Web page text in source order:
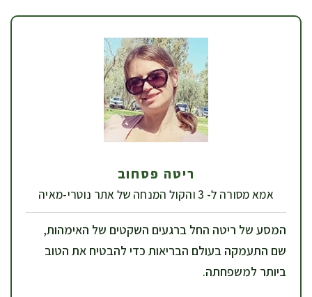
ריטה פסחוב
אמא מסורה ל- 3 והקול המנחה של אתר נוטרי-מאיה
המסע של ריטה החל ברגעים השקטים של האימהות,
שם התעמקה בעולם הבריאות כדי להבטיח את הטוב
ביותר למשפחתה.